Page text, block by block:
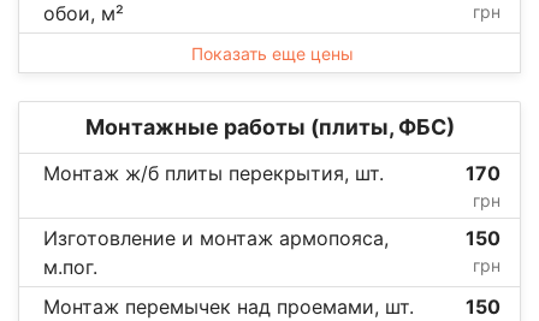
обои, м²
грн
Показать еще цены
Монтажные работы (плиты, ФБС)
Монтаж ж/б плиты перекрытия, шт. 170
грн
Изготовление и монтаж армопояса,
м.пог.
150
грн
Монтаж перемычек над проемами, шт. 150